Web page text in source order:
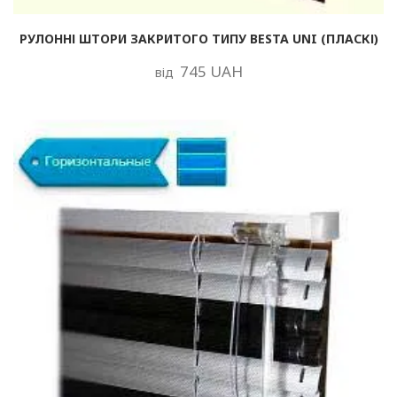
РУЛОННІ ШТОРИ ЗАКРИТОГО ТИПУ BESTA UNI (ПЛАСКІ)
від 745 UAH